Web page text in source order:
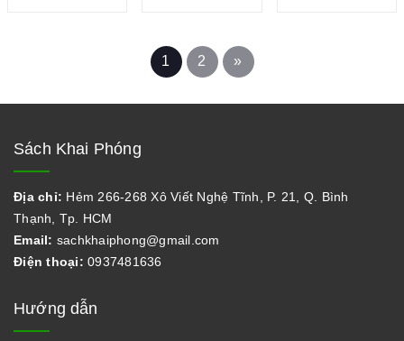
1 2 »
Sách Khai Phóng
Địa chỉ: Hẻm 266-268 Xô Viết Nghệ Tĩnh, P. 21, Q. Bình
Thạnh, Tp. HCM
Email: sachkhaiphong@gmail.com
Điện thoại: 0937481636
Hướng dẫn